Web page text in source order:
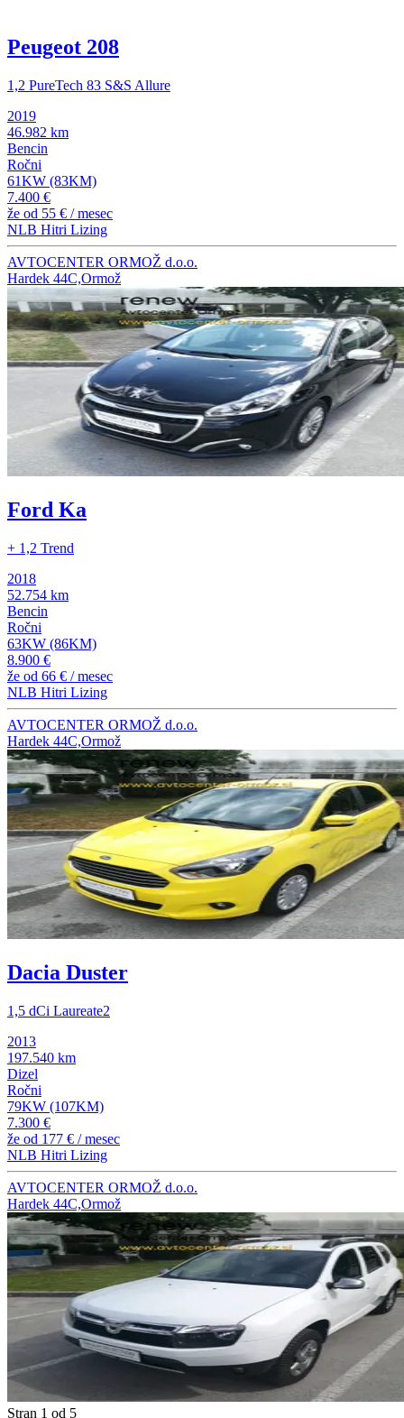
Peugeot 208
1,2 PureTech 83 S&S Allure
2019
46.982 km
Bencin
Ročni
61KW (83KM)
7.400 €
že od 55 € / mesec
NLB Hitri Lizing
AVTOCENTER ORMOŽ d.o.o.
Hardek 44C,Ormož
Ford Ka
+ 1,2 Trend
2018
52.754 km
Bencin
Ročni
63KW (86KM)
8.900 €
že od 66 € / mesec
NLB Hitri Lizing
AVTOCENTER ORMOŽ d.o.o.
Hardek 44C,Ormož
Dacia Duster
1,5 dCi Laureate2
2013
197.540 km
Dizel
Ročni
79KW (107KM)
7.300 €
že od 177 € / mesec
NLB Hitri Lizing
AVTOCENTER ORMOŽ d.o.o.
Hardek 44C,Ormož
Stran 1 od 5